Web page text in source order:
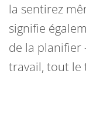
la sentirez
signifie
de la planifier
travail, tout le